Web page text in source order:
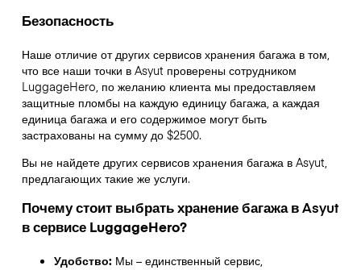
Безопасность
Наше отличие от других сервисов хранения багажа в том,
чтовсе наши точки в Asyutпроверены сотрудником
LuggageHero, по желанию клиента мы предоставляем
защитные пломбы на каждую единицу багажа, а каждая
единица багажа и его содержимое могут быть
застрахованы на сумму до $2500.
Вы не найдете других сервисов хранения багажа в Asyut,
предлагающих такие же услуги.
Почему стоит выбрать хранение багажа вAsyut
в сервисе LuggageHero?
Удобство: Мы – единственный сервис,